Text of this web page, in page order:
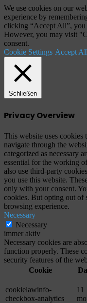
We use cookies on our
experience by
clicking “Accept All”, you
However, you may visit
consent.
Cookie Settings Accept All
Schließen
Privacy Overview
This website uses
navigate through the
categorized as necessary
essential for the working
also use third-party
you use this website.
only with your consent.
cookies. But opting out of
browsing experience.
Necessary
Necessary
immer aktiv
Necessary cookies are
function properly. These
security features of the
Cookie
cookielawinfo-
checkbox-analytics
11